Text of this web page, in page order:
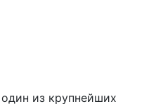
из крупнейших